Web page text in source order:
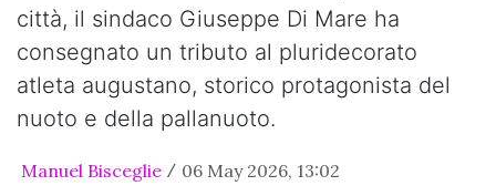
città, il sindaco Giuseppe Di Mare ha
consegnato un tributo al pluridecorato
atleta augustano, storico protagonista del
nuoto e della pallanuoto.
Manuel Bisceglie / 06 May 2026, 13:02